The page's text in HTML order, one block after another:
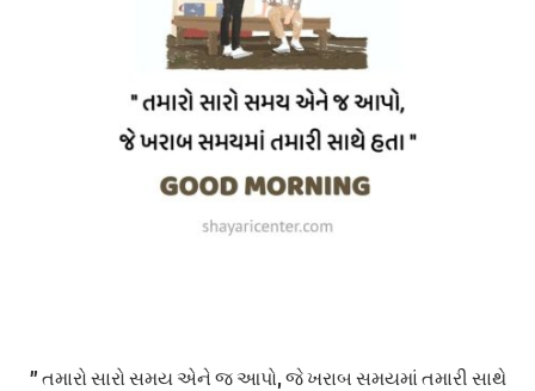
” તમારો સારો સમય એને જ આપો, જે ખરાબ સમયમાં તમારી સાથે